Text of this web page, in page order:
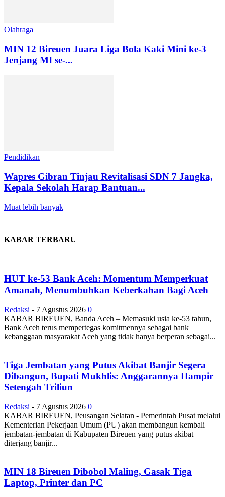
Olahraga
MIN 12 Bireuen Juara Liga Bola Kaki Mini ke-3
Jenjang MI se-...
Pendidikan
Wapres Gibran Tinjau Revitalisasi SDN 7 Jangka,
Kepala Sekolah Harap Bantuan...
Muat lebih banyak
KABAR TERBARU
HUT ke-53 Bank Aceh: Momentum Memperkuat
Amanah, Menumbuhkan Keberkahan Bagi Aceh
Redaksi - 7 Agustus 2026 0
KABAR BIREUEN, Banda Aceh – Memasuki usia ke-53 tahun,
Bank Aceh terus mempertegas komitmennya sebagai bank
kebanggaan masyarakat Aceh yang tidak hanya berperan sebagai...
Tiga Jembatan yang Putus Akibat Banjir Segera
Dibangun, Bupati Mukhlis: Anggarannya Hampir
Setengah Triliun
Redaksi - 7 Agustus 2026 0
KABAR BIREUEN, Peusangan Selatan - Pemerintah Pusat melalui
Kementerian Pekerjaan Umum (PU) akan membangun kembali
jembatan-jembatan di Kabupaten Bireuen yang putus akibat
diterjang banjir...
MIN 18 Bireuen Dibobol Maling, Gasak Tiga
Laptop, Printer dan PC